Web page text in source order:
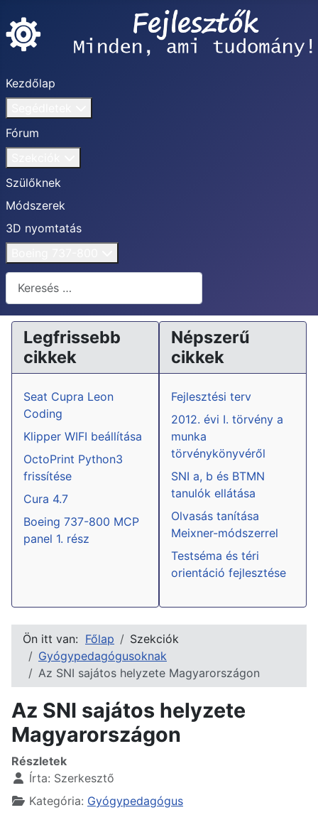
Kezdőlap
Fórum
Szülőknek
Módszerek
3D nyomtatás
Keresés...
Legfrissebb
cikkek
Seat Cupra Leon
Coding
Klipper WIFI beállítása
OctoPrint Python3
frissítése
Cura 4.7
Boeing 737-800 MCP
panel 1. rész
Népszerű
cikkek
Fejlesztési terv
2012. évi I. törvény a
munka
törvénykönyvéről
SNI a, b és BTMN
tanulók ellátása
Olvasás tanítása
Meixner-módszerrel
Testséma és téri
orientáció fejlesztése
Ön itt van: Főlap
Szekciók
Gyógypedagógusoknak
Az SNI sajátos helyzete Magyarországon
Az SNI sajátos helyzete
Magyarországon
Részletek
Írta: Szerkesztő
Kategória: Gyógypedagógus